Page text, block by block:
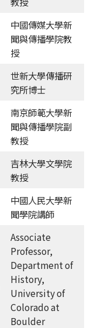
中國傳媒大學新
聞與傳播學院教
授
世新大學傳播研
究所博士
南京師範大學新
聞與傳播學院副
教授
吉林大學文學院
教授
中國人民大學新
聞學院講師
Associate
Professor,
Department of
History,
University of
Colorado at
Boulder